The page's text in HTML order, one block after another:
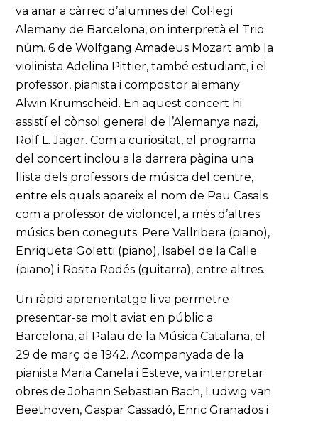
va anar a càrrec d’alumnes del Col·legi
Alemany de Barcelona, on interpretà el Trio
núm. 6 de Wolfgang Amadeus Mozart amb la
violinista Adelina Pittier, també estudiant, i el
professor, pianista i compositor alemany
Alwin Krumscheid. En aquest concert hi
assistí el cònsol general de l’Alemanya nazi,
Rolf L. Jäger. Com a curiositat, el programa
del concert inclou a la darrera pàgina una
llista dels professors de música del centre,
entre els quals apareix el nom de Pau Casals
com a professor de violoncel, a més d’altres
músics ben coneguts: Pere Vallribera (piano),
Enriqueta Goletti (piano), Isabel de la Calle
(piano) i Rosita Rodés (guitarra), entre altres.
Un ràpid aprenentatge li va permetre
presentar-se molt aviat en públic a
Barcelona, al Palau de la Música Catalana, el
29 de març de 1942. Acompanyada de la
pianista Maria Canela i Esteve, va interpretar
obres de Johann Sebastian Bach, Ludwig van
Beethoven, Gaspar Cassadó, Enric Granados i